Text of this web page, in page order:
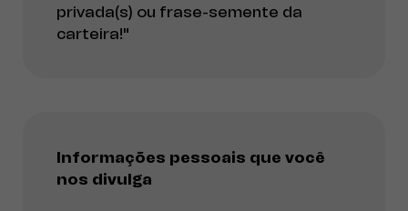
privada(s) ou frase-semente da
carteira!"
Informações pessoais que você
nos divulga